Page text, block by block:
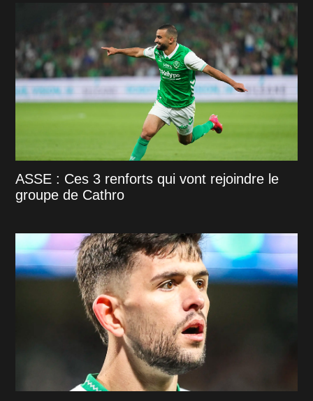
ASSE : Ces 3 renforts qui vont rejoindre le
groupe de Cathro